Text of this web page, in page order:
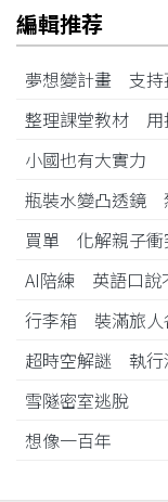
編輯推荐
夢想變計畫 支持
整理課堂教材 用
小國也有大實力
瓶裝水變凸透鏡
買單 化解親子
AI陪練 英語口說
行李箱 裝滿旅
超時空解謎 執
雪隧密室逃脫
想像一百年